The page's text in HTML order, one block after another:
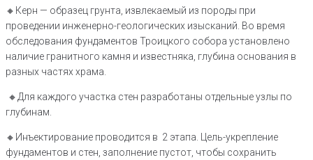
🔸️Керн — образец грунта, извлекаемый из породы при
проведении инженерно-геологических изысканий. Во время
обследования фундаментов Троицкого собора установлено
наличие гранитного камня и известняка, глубина основания в
разных частях храма.
🔸️Для каждого участка стен разработаны отдельные узлы по
глубинам.
🔸️Инъектирование проводится в 2 этапа. Цель-укрепление
фундаментов и стен, заполнение пустот, чтобы сохранить